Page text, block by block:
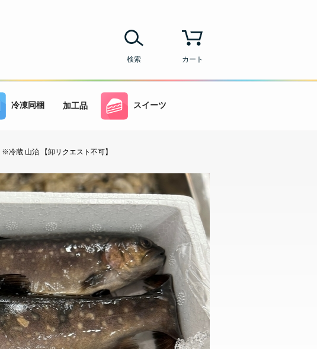
カート
検索
冷凍同梱 加工品 スイーツ
冷蔵 山治 【卸リクエスト不可】